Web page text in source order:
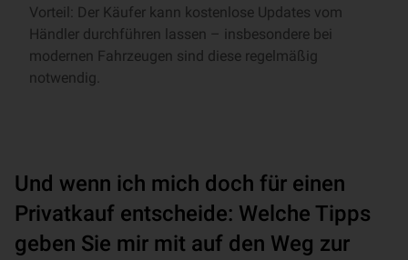
Vorteil: Der Käufer kann kostenlose Updates vom
Händler durchführen lassen – insbesondere bei
modernen Fahrzeugen sind diese regelmäßig
notwendig.
Und wenn ich mich doch für einen
Privatkauf entscheide: Welche Tipps
geben Sie mir mit auf den Weg zur